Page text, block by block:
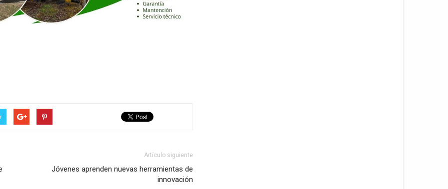
Artículo siguiente
Jóvenes aprenden nuevas herramientas de
innovación